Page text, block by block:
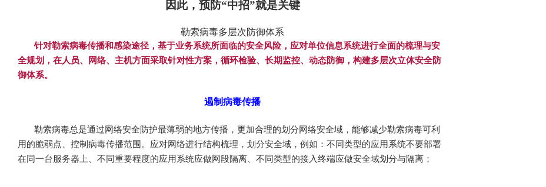
因此，预防“中招”就是关键
勒索病毒多层次防御体系
针对勒索病毒传播和感染途径，基于业务系统所面临的安全风险，应对单位信息系统进行全面的梳理与安
全规划，在人员、网络、主机方面采取针对性方案，循环检验、长期监控、动态防御，构建多层次立体安全防
御体系。
遏制病毒传播
勒索病毒总是通过网络安全防护最薄弱的地方传播，更加合理的划分网络安全域，能够减少勒索病毒可利
用的脆弱点、控制病毒传播范围。 应对网络进行结构梳理，划分安全域，例如：不同类型的应用系统不要部署
在同一台服务器上、不同重要程度的应用系统应做网段隔离、不同类型的接入终端应做安全域划分与隔离；